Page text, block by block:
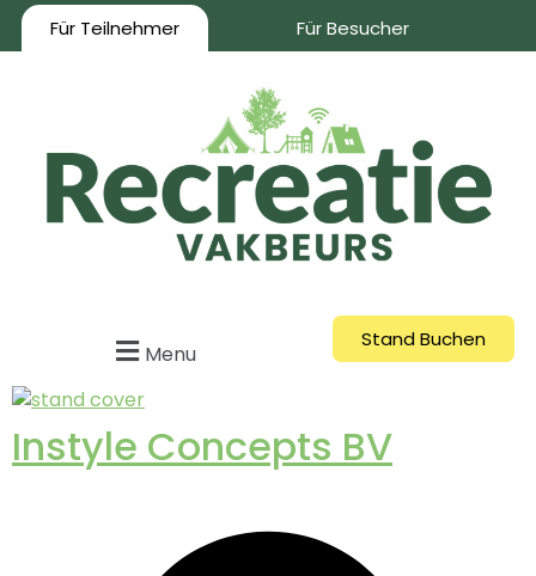
Für Teilnehmer Für Besucher
Menu
Stand Buchen
Instyle Concepts BV